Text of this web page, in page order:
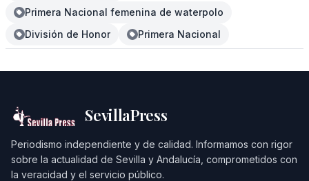
Primera Nacional femenina de waterpolo
División de Honor
Primera Nacional
SevillaPress
Periodismo independiente y de calidad. Informamos con rigor
sobre la actualidad de Sevilla y Andalucía, comprometidos con
la veracidad y el servicio público.